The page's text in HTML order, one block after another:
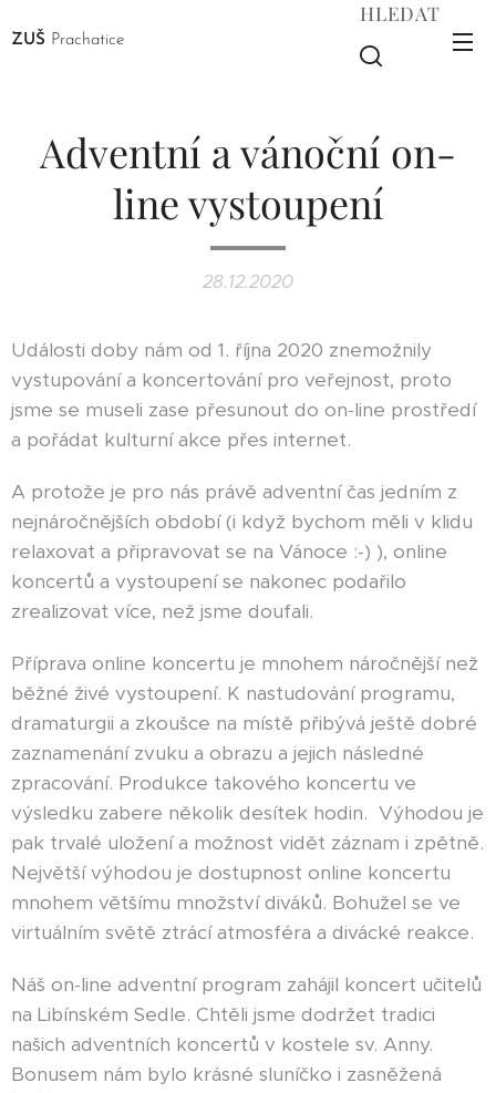
ZUŠ Prachatice
HLEDAT
Adventní a vánoční on-
line vystoupení
28.12.2020
Události doby nám od 1. října 2020 znemožnily
vystupování a koncertování pro veřejnost, proto
jsme se museli zase přesunout do on-line prostředí
a pořádat kulturní akce přes internet.
A protože je pro nás právě adventní čas jedním z
nejnáročnějších období (i když bychom měli v klidu
relaxovat a připravovat se na Vánoce :-) ), online
koncertů a vystoupení se nakonec podařilo
zrealizovat více, než jsme doufali.
Příprava online koncertu je mnohem náročnější než
běžné živé vystoupení. K nastudování programu,
dramaturgii a zkoušce na místě přibývá ještě dobré
zaznamenání zvuku a obrazu a jejich následné
zpracování. Produkce takového koncertu ve
výsledku zabere několik desítek hodin. Výhodou je
pak trvalé uložení a možnost vidět záznam i zpětně.
Největší výhodou je dostupnost online koncertu
mnohem většímu množství diváků. Bohužel se ve
virtuálním světě ztrácí atmosféra a divácké reakce.
Náš on-line adventní program zahájil koncert učitelů
na Libínském Sedle. Chtěli jsme dodržet tradici
našich adventních koncertů v kostele sv. Anny.
Bonusem nám bylo krásné sluníčko i zasněžená